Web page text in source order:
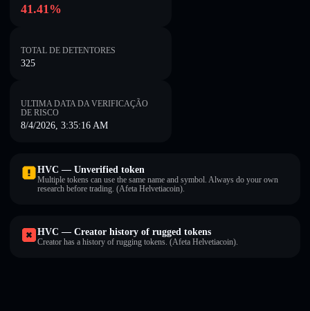
41.41%
TOTAL DE DETENTORES
325
ULTIMA DATA DA VERIFICAÇÃO
DE RISCO
8/4/2026, 3:35:16 AM
HVC — Unverified token
Multiple tokens can use the same name and symbol. Always do your own
research before trading. (Afeta Helvetiacoin).
HVC — Creator history of rugged tokens
Creator has a history of rugging tokens. (Afeta Helvetiacoin).